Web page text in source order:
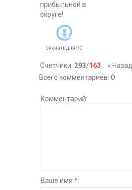
прибыльной в
округе!
Скачать для PC
« Назад
Счетчики: 293/163
Всего комментариев: 0
Комментарий:
Ваше имя *: